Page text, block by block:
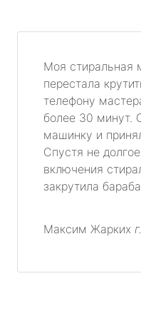
Моя стиральная
перестала
телефону
более 30 минут.
машинку и
Спустя не
включения
закрутила
Максим Жарких